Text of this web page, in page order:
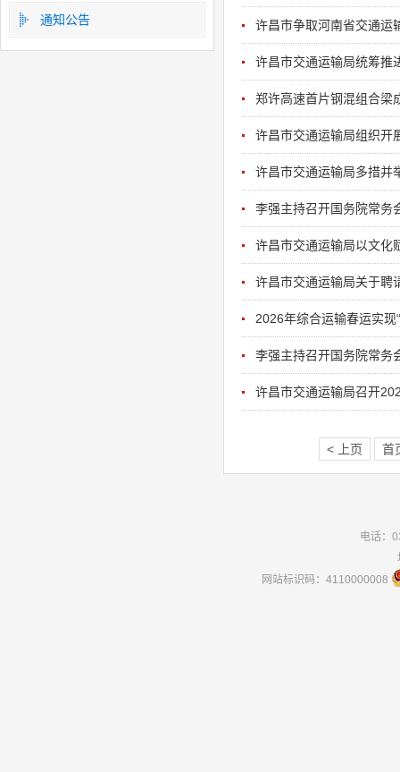
通知公告 许昌市争取河南省交通运
许昌市交通运输局统筹推
郑许高速首片钢混组合梁
许昌市交通运输局组织开
许昌市交通运输局多措并
李强主持召开国务院常务
许昌市交通运输局以文化
许昌市交通运输局关于聘
2026年综合运输春运实现
李强主持召开国务院常务
许昌市交通运输局召开
< 上页 首
电话：
网站标识码：4110000008